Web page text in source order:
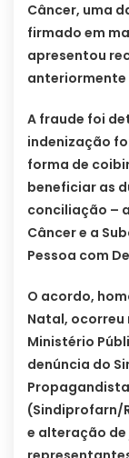
Câncer, uma
firmado em
apresentou
A fraude foi
indenização
forma de
beneficiar as
conciliação –
Câncer e a
Pessoa com
O acordo,
Natal, ocorreu
Ministério
denúncia do
(Sindiprofarn/
e alteração